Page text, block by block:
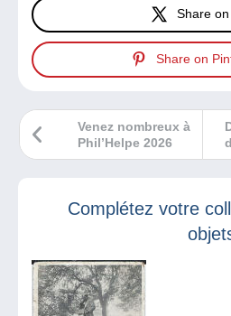
Share
Share on
Venez nombreux à
Phil’Helpe 2026
Complétez votre